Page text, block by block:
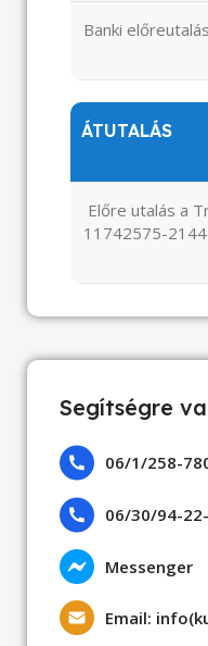
Banki előreutalás
ÁTUTALÁS
Előre utalás a
11742575-
Segítségre
06/1/258-
06/30/94-
Messenger
Email: